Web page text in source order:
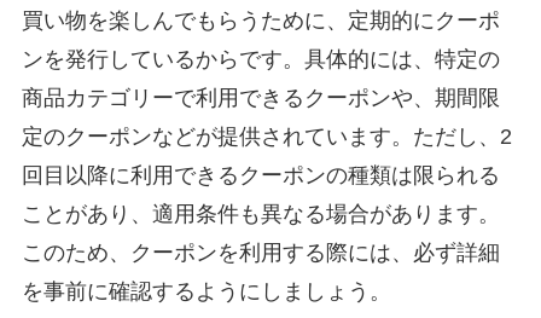
買い物を楽しんでもらうために、定期的にクーポ
ンを発行しているからです。具体的には、特定の
商品カテゴリーで利用できるクーポンや、期間限
定のクーポンなどが提供されています。ただし、2
回目以降に利用できるクーポンの種類は限られる
ことがあり、適用条件も異なる場合があります。
このため、クーポンを利用する際には、必ず詳細
を事前に確認するようにしましょう。